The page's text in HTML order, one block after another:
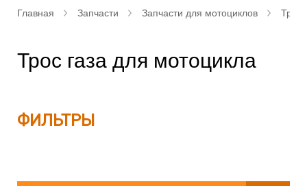
Главная Запчасти Запчасти для мотоциклов
Трос газа для мотоцикла
ФИЛЬТРЫ